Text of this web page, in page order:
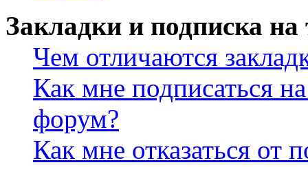
Закладки и подписка
Чем отличаются
Как мне подписаться
форум?
Как мне отказаться от